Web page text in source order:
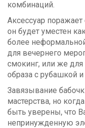
комбинаций.
Аксессуар
он будет уместен
более
для вечернего
смокинг, или же для
образа с рубашкой
Завязывание
мастерства, но
быть уверены, что
непринужденную